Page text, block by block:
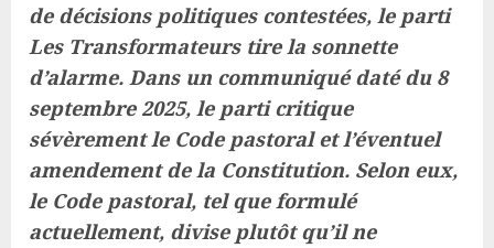
de décisions politiques contestées, le parti
Les Transformateurs tire la sonnette
d’alarme. Dans un communiqué daté du 8
septembre 2025, le parti critique
sévèrement le Code pastoral et l’éventuel
amendement de la Constitution. Selon eux,
le Code pastoral, tel que formulé
actuellement, divise plutôt qu’il ne